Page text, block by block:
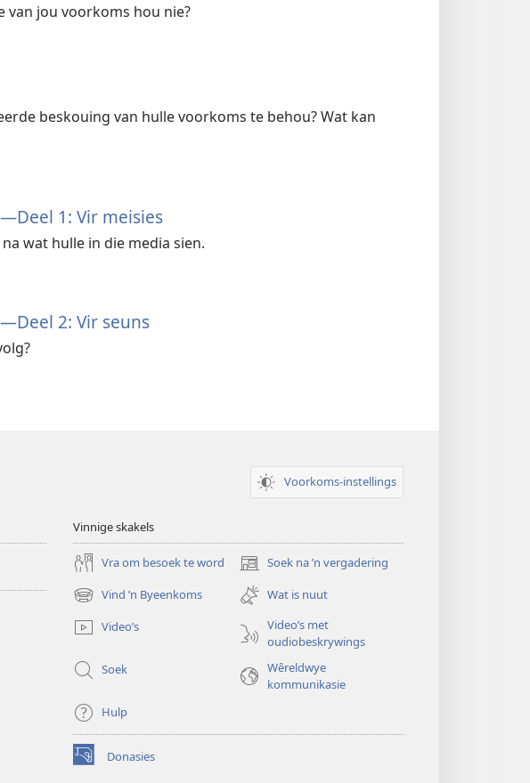
van jou voorkoms hou nie?
beskouing van hulle voorkoms te behou? Wat kan
1: Vir meisies
wat hulle in die media sien.
2: Vir seuns
Voorkoms-instellings
Vinnige skakels
Vra om besoek te word Soek na ’n vergadering
(maak
nuwe
venster
oop)
Vind ’n Byeenkoms
(maak
nuwe
venster
Wat is nuut
Video’s
Video’s met
oudiobeskrywings
Soek
Wêreldwye
kommunikasie
Hulp
Donasies
(maak